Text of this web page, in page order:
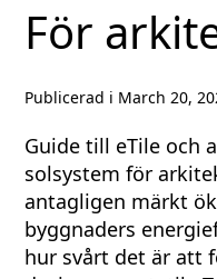
För
Publicerad i March 20,
Guide till eTile och
solsystem för
antagligen märkt
byggnaders
hur svårt det är att